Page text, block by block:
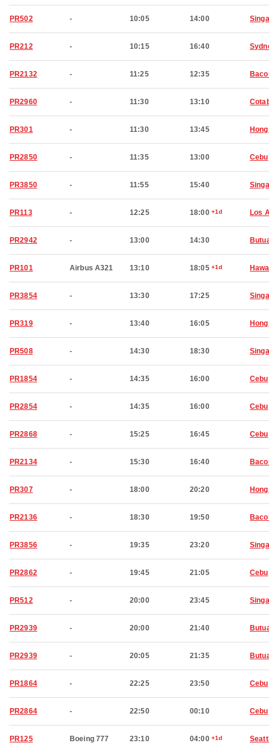
PR502 - 10:05 14:00
PR212 - 10:15 16:40
PR2132 - 11:25 12:35
PR2960 - 11:30 13:10
PR301 - 11:30 13:45
PR2850 - 11:35 13:00 Cebu
PR3850 - 11:55 15:40
PR113 - 12:25 18:00 +1d Los
PR2942 - 13:00 14:30
PR101 Airbus A321 13:10 18:05 +1d
PR3854 - 13:30 17:25
PR319 - 13:40 16:05
PR508 - 14:30 18:30
PR1854 - 14:35 16:00 Cebu
PR2854 - 14:35 16:00 Cebu
PR2868 - 15:25 16:45 Cebu
PR2134 - 15:30 16:40
PR307 - 18:00 20:20
PR2136 - 18:30 19:50
PR3856 - 19:35 23:20
PR2862 - 19:45 21:05 Cebu
PR512 - 20:00 23:45
PR2939 - 20:00 21:40
PR2939 - 20:05 21:35
PR1864 - 22:25 23:50 Cebu
PR2864 - 22:50 00:10 Cebu
PR125 Boeing 777 23:10 04:00 +1d